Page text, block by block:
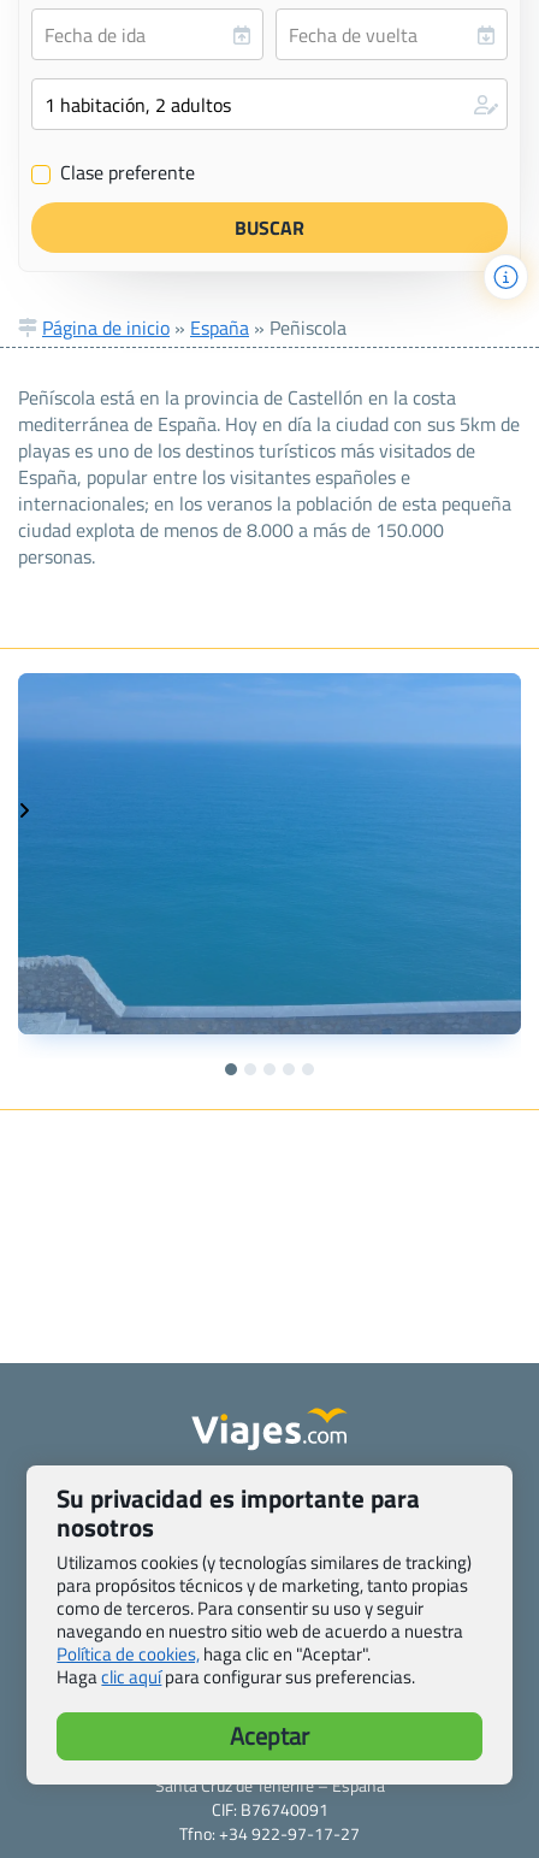
✔ Clase preferente
Página de inicio » España » Peñiscola
Peñíscola está en la provincia de Castellón en la costa
mediterránea de España. Hoy en día la ciudad con sus 5km de
playas es uno de los destinos turísticos más visitados de
España, popular entre los visitantes españoles e
internacionales; en los veranos la población de esta pequeña
ciudad explota de menos de 8.000 a más de 150.000
personas.
Quienes somos
Contacto
Pasaporte, Visado, Salud y otras disposiciones específicas
Preguntas frecuentes
Condiciones generales
Política de privacidad y cookies
Transparencia
Todas las páginas – sitemap
Viajes.com
Last Minute Express S.L.U.
c/ Drago, CC HLS, Local 13
38660 Miraverde – Adeje
Santa Cruz de Tenerife – España
CIF: B76740091
Tfno: +34 922-97-17-27
Su privacidad es importante para
nosotros
Utilizamos cookies (y tecnologías similares de tracking)
para propósitos técnicos y de marketing, tanto propias
como de terceros. Para consentir su uso y seguir
navegando en nuestro sitio web de acuerdo a nuestra
Política de cookies,haga clic en "Aceptar".
Hagaclic aquípara configurar sus preferencias.
Aceptar